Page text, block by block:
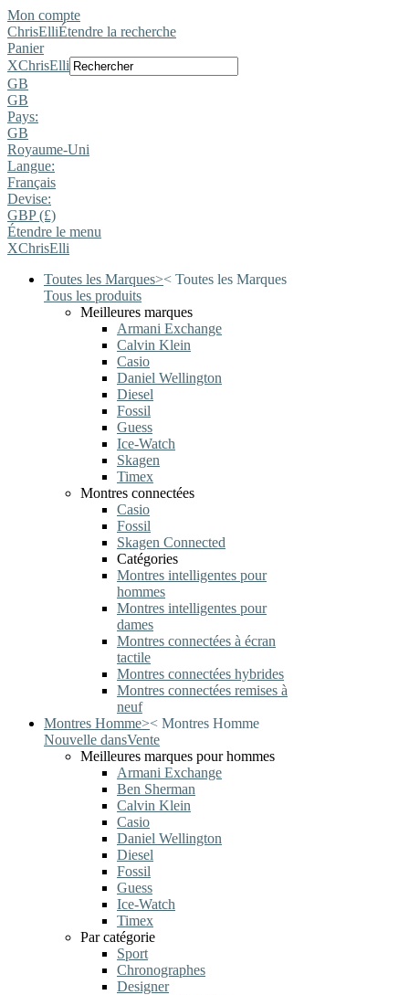
Mon compte
ChrisElliÉtendre la recherche
Panier
XChrisElli
GB
GB
Pays:
GB
Royaume-Uni
Langue:
Français
Devise:
GBP (£)
Étendre le menu
XChrisElli
Toutes les Marques>< Toutes les Marques
Tous les produits
Meilleures marques
Armani Exchange
Calvin Klein
Casio
Daniel Wellington
Diesel
Fossil
Guess
Ice-Watch
Skagen
Timex
Montres connectées
Casio
Fossil
Skagen Connected
Catégories
Montres intelligentes pour
hommes
Montres intelligentes pour
dames
Montres connectées à écran
tactile
Montres connectées hybrides
Montres connectées remises à
neuf
Montres Homme>< Montres Homme
Nouvelle dansVente
Meilleures marques pour hommes
Armani Exchange
Ben Sherman
Calvin Klein
Casio
Daniel Wellington
Diesel
Fossil
Guess
Ice-Watch
Timex
Par catégorie
Sport
Chronographes
Designer